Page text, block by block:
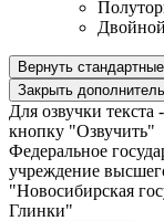
Двойной
Вернуть
Закрыть
Для озвучки
кнопку "Озвучить"
Федеральное
учреждение
"Новосибирская
Глинки"